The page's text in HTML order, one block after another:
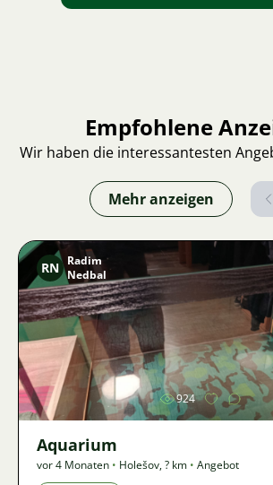
Empfohlene
Wir haben die interessantesten
Mehr anzeigen
Bild
RN Radim
Nedbal
924
Aquarium
vor 4 Monaten • Holešov,? km • Angebot